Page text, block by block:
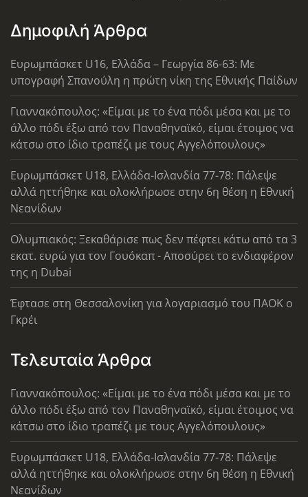
Δημοφιλή Άρθρα
Ευρωμπάσκετ U16, Ελλάδα – Γεωργία 86-63: Με
υπογραφή Σπανούλη η πρώτη νίκη της Εθνικής Παίδων
Γιαννακόπουλος: «Είμαι με το ένα πόδι μέσα και με το
άλλο πόδι έξω από τον Παναθηναϊκό, είμαι έτοιμος να
κάτσω στο ίδιο τραπέζι με τους Αγγελόπουλους»
Ευρωμπάσκετ U18, Ελλάδα-Ισλανδία 77-78: Πάλεψε
αλλά ηττήθηκε και ολοκλήρωσε στην 6η θέση η Εθνική
Νεανίδων
Ολυμπιακός: Ξεκαθάρισε πως δεν πέφτει κάτω από τα 3
εκατ. ευρώ για τον Γουόκαπ - Αποσύρει το ενδιαφέρον
της η Dubai
Έφτασε στη Θεσσαλονίκη για λογαριασμό του ΠΑΟΚ ο
Γκρέι
Τελευταία Άρθρα
Γιαννακόπουλος: «Είμαι με το ένα πόδι μέσα και με το
άλλο πόδι έξω από τον Παναθηναϊκό, είμαι έτοιμος να
κάτσω στο ίδιο τραπέζι με τους Αγγελόπουλους»
Ευρωμπάσκετ U18, Ελλάδα-Ισλανδία 77-78: Πάλεψε
αλλά ηττήθηκε και ολοκλήρωσε στην 6η θέση η Εθνική
Νεανίδων